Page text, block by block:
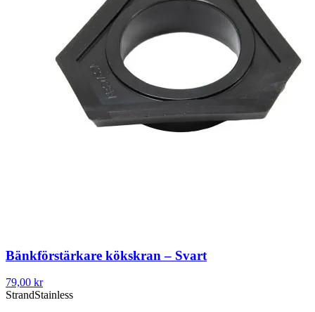
Bänkförstärkare kökskran – Svart
79,00 kr
StrandStainless